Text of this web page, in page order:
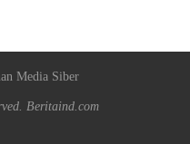
Media Siber
Beritaind.com